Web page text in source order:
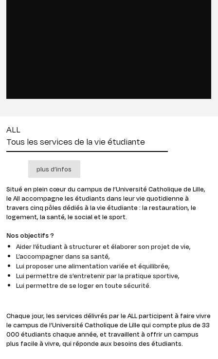
ALL
Tous les services de la vie étudiante
plus d’infos
Situé en plein cœur du campus de l’Université Catholique de Lille,
le All accompagne les étudiants dans leur vie quotidienne à
travers cinq pôles dédiés à la vie étudiante : la restauration, le
logement, la santé, le social et le sport.
Nos objectifs ?
Aider l’étudiant à structurer et élaborer son projet de vie,
L’accompagner dans sa santé,
Lui proposer une alimentation variée et équilibrée,
Lui permettre de s’entretenir par la pratique sportive,
Lui permettre de se loger en toute sécurité.
Chaque jour, les services délivrés par le ALL participent à faire vivre
le campus de l’Université Catholique de Lille qui compte plus de 33
000 étudiants chaque année, et travaillent à offrir un campus
plus facile à vivre, qui réponde aux besoins des étudiants.